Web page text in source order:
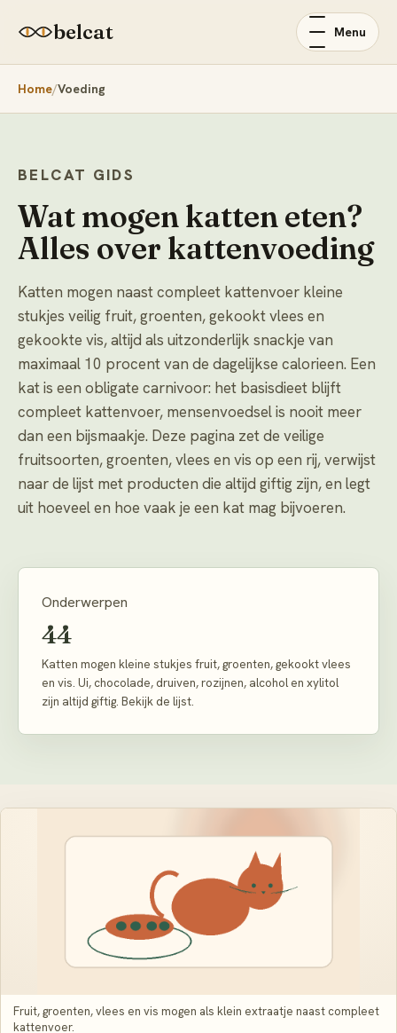
belcat Menu
Home Voeding
BELCAT GIDS
Wat mogen katten eten?
Alles over kattenvoeding
Katten mogen naast compleet kattenvoer kleine
stukjes veilig fruit, groenten, gekookt vlees en
gekookte vis, altijd als uitzonderlijk snackje van
maximaal 10 procent van de dagelijkse calorieen. Een
kat is een obligate carnivoor: het basisdieet blijft
compleet kattenvoer, mensenvoedsel is nooit meer
dan een bijsmaakje. Deze pagina zet de veilige
fruitsoorten, groenten, vlees en vis op een rij, verwijst
naar de lijst met producten die altijd giftig zijn, en legt
uit hoeveel en hoe vaak je een kat mag bijvoeren.
Onderwerpen
44
Katten mogen kleine stukjes fruit, groenten, gekookt vlees
en vis. Ui, chocolade, druiven, rozijnen, alcohol en xylitol
zijn altijd giftig. Bekijk de lijst.
Fruit, groenten, vlees en vis mogen als klein extraatje naast compleet
kattenvoer.